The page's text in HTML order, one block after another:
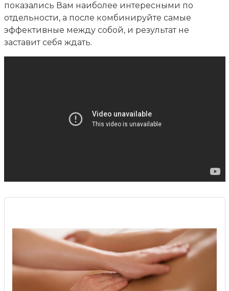
показались Вам наиболее интересными по
отдельности, а после комбинируйте самые
эффективные между собой, и результат не
заставит себя ждать.